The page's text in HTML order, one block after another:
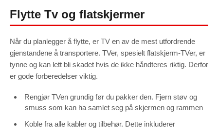
Flytte Tv og flatskjermer
Når du planlegger å flytte, er TV en av de mest utfordrende
gjenstandene å transportere. TVer, spesielt flatskjerm-TVer, er
tynne og kan lett bli skadet hvis de ikke håndteres riktig. Derfor
er gode forberedelser viktig.
Rengjør TVen grundig før du pakker den. Fjern støv og
smuss som kan ha samlet seg på skjermen og rammen
Koble fra alle kabler og tilbehør. Dette inkluderer
Marketing
By sharing
your
interests
behavior as
you visit our
increase the
seeing
personalized
content and
offers.